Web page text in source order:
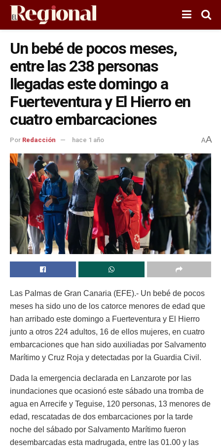
Un bebé de pocos meses,
entre las 238 personas
llegadas este domingo a
Fuerteventura y El Hierro en
cuatro embarcaciones
Por Redacción hace 1 año AA
Las Palmas de Gran Canaria (EFE).- Un bebé de pocos
meses ha sido uno de los catorce menores de edad que
han arribado este domingo a Fuerteventura y El Hierro
junto a otros 224 adultos, 16 de ellos mujeres, en cuatro
embarcaciones que han sido auxiliadas por Salvamento
Marítimo y Cruz Roja y detectadas por la Guardia Civil.
Dada la emergencia declarada en Lanzarote por las
inundaciones que ocasionó este sábado una tromba de
agua en Arrecife y Teguise, 120 personas, 13 menores de
edad, rescatadas de dos embarcaciones por la tarde
noche del sábado por Salvamento Marítimo fueron
desembarcadas esta madrugada, entre las 01.00 y las